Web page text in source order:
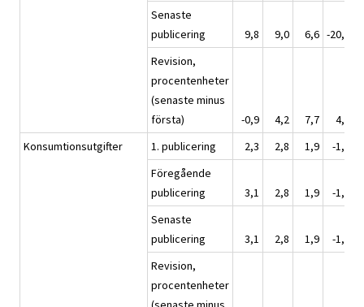
Senaste
publicering
9,8 9,0 6,6 -20,1
Revision,
procentenheter
(senaste minus
första)
-0,9 4,2 7,7
4,2
Konsumtionsutgifter
1. publicering 2,3 2,8 1,9
-1,3
Föregående
publicering
3,1 2,8 1,9
-1,5
Senaste
publicering
3,1 2,8 1,9
-1,5
Revision,
procentenheter